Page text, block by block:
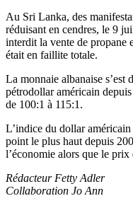
Au Sri Lanka, des
réduisant en cendres, le 9
interdit la vente de propane
était en faillite totale.
La monnaie albanaise s’est
pétrodollar américain
de 100:1 à 115:1.
L’indice du dollar
point le plus haut depuis
l’économie alors que le
Rédacteur Fetty Adler
Collaboration Jo Ann